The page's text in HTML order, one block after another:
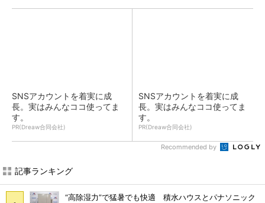
SNSアカウントを着実に成
長。実はみんなココ使ってま
す。
PR(Dreaw合同会社)
SNSアカウントを着実に成
長。実はみんなココ使ってま
す。
PR(Dreaw合同会社)
Recommended by
記事ランキング
“高除湿力”で猛暑でも快適 積水ハウスとパナソニック